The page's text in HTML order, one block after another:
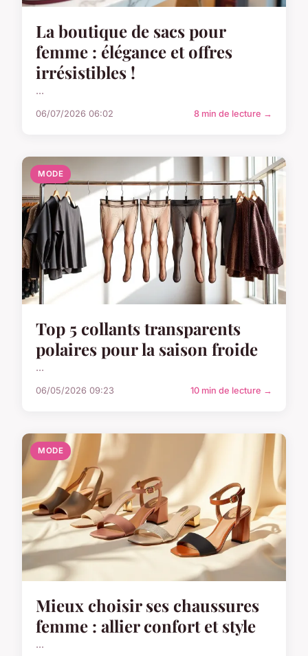
La boutique de sacs pour
femme : élégance et offres
irrésistibles !
...
06/07/2026 06:02 8 min de lecture →
MODE
Top 5 collants transparents
polaires pour la saison froide
...
06/05/2026 09:23 10 min de lecture →
MODE
Mieux choisir ses chaussures
femme : allier confort et style
...